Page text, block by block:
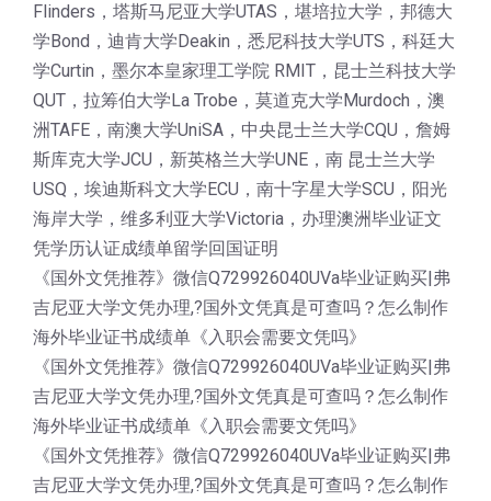
Flinders，塔斯马尼亚大学UTAS，堪培拉大学，邦德大
学Bond，迪肯大学Deakin，悉尼科技大学UTS，科廷大
学Curtin，墨尔本皇家理工学院 RMIT，昆士兰科技大学
QUT，拉筹伯大学La Trobe，莫道克大学Murdoch，澳
洲TAFE，南澳大学UniSA，中央昆士兰大学CQU，詹姆
斯库克大学JCU，新英格兰大学UNE，南 昆士兰大学
USQ，埃迪斯科文大学ECU，南十字星大学SCU，阳光
海岸大学，维多利亚大学Victoria，办理澳洲毕业证文
凭学历认证成绩单留学回国证明
《国外文凭推荐》微信Q729926040UVa毕业证购买|弗
吉尼亚大学文凭办理,?国外文凭真是可查吗？怎么制作
海外毕业证书成绩单《入职会需要文凭吗》
《国外文凭推荐》微信Q729926040UVa毕业证购买|弗
吉尼亚大学文凭办理,?国外文凭真是可查吗？怎么制作
海外毕业证书成绩单《入职会需要文凭吗》
《国外文凭推荐》微信Q729926040UVa毕业证购买|弗
吉尼亚大学文凭办理,?国外文凭真是可查吗？怎么制作